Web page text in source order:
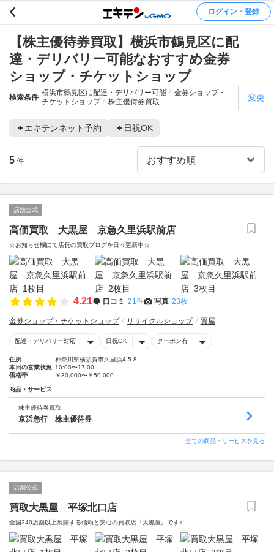
ログイン・登録
【株主優待券買取】横浜市鶴見区に配
達・デリバリー可能なおすすめ金券
ショップ・チケットショップ
検索条件
横浜市鶴見区に配達・デリバリー可能
金券ショップ・
チケットショップ
株主優待券買取 変更
エキテンネット予約 日祝OK
5 件
店舗公式
高価買取 大黒屋 京急久里浜駅前店
☆お知らせ欄にて店長の買取ブログを日々更新中☆
4.21 口コミ 21件 写真 23枚
金券ショップ・チケットショップ リサイクルショップ 質屋
配達・デリバリー対応 日祝OK クーポン有
住所
神奈川県横須賀市久里浜4-5-8
本日の営業状況 10:00〜17:00
価格帯
￥30,000〜￥50,000
商品・サービス
株主優待券買取
京浜急行 株主優待券
全ての商品・サービスを見る
店舗公式
買取大黒屋 平塚北口店
全国240店舗以上展開する信頼と安心の買取店『大黒屋』です♪